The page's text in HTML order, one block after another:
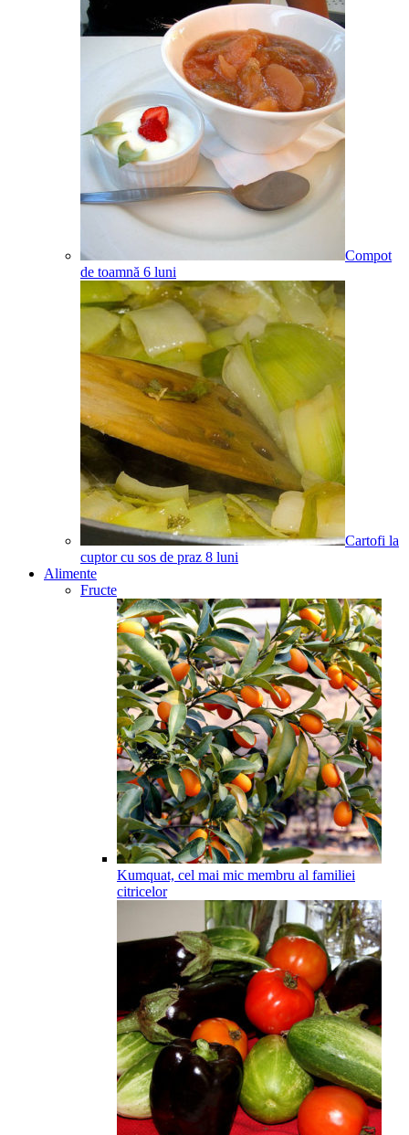
Compot
de toamnă 6 luni
Cartofi la
cuptor cu sos de praz 8 luni
Alimente
Fructe
Kumquat, cel mai mic membru al familiei
citricelor